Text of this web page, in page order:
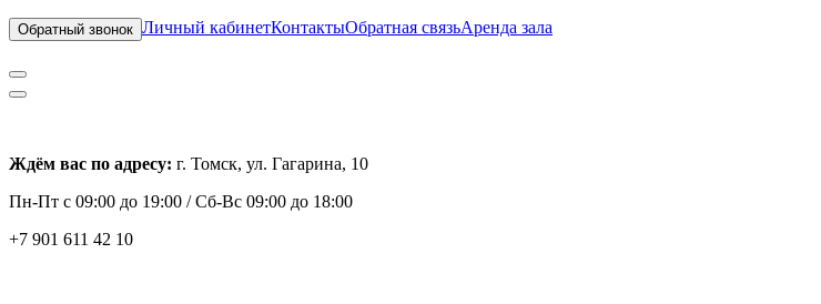
Обратный звонок Личный кабинетКонтактыОбратная связьАренда зала
Ждём вас по адресу: г. Томск, ул. Гагарина, 10
Пн-Пт с 09:00 до 19:00 /Сб-Вс 09:00 до 18:00
+7 901 611 42 10